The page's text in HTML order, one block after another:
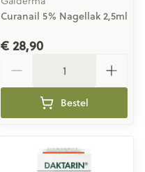
Curanail 5% Nagellak 2,5ml
€ 28,90
Bestel